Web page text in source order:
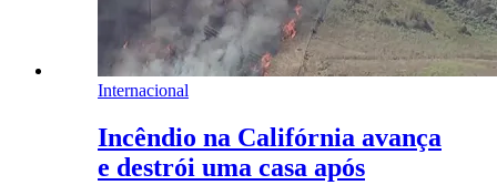
Internacional
Incêndio na Califórnia avança
e destrói uma casa após